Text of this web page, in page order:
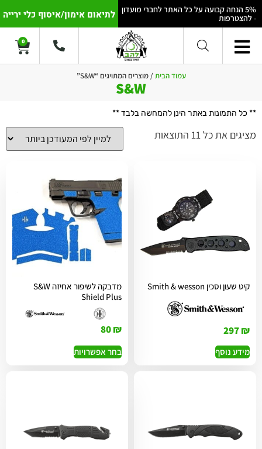
5% הנחה קבועה על כל האתר לחברי מועדון
- להצטרפות
לתיאום אימון/איסוף כלי ירייה
0
עמוד הבית / מוצרים המתויגים “S&W”
S&W
** כל התמונות באתר הינן להמחשה בלבד **
מציגים את כל ⁦11⁩ התוצאות
קיט שעון וסכין Smith & wesson
297₪
מידע נוסף
מדבקה לשיפור אחיזה S&W
Shield Plus
80₪
בחר אפשרויות